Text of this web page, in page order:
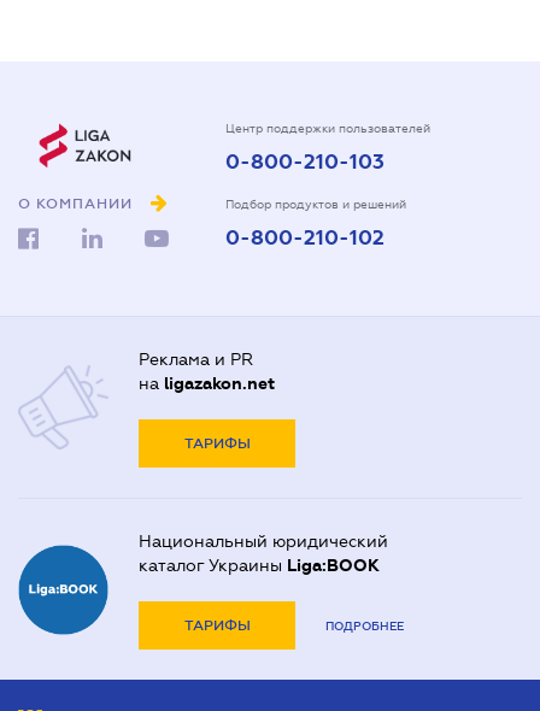
О КОМПАНИИ
Центр поддержки пользователей
0-800-210-103
Подбор продуктов и решений
0-800-210-102
Реклама и PR
на ligazakon.net
ТАРИФЫ
Национальный юридический
каталог Украины Liga:BOOK
ТАРИФЫ ПОДРОБНЕЕ